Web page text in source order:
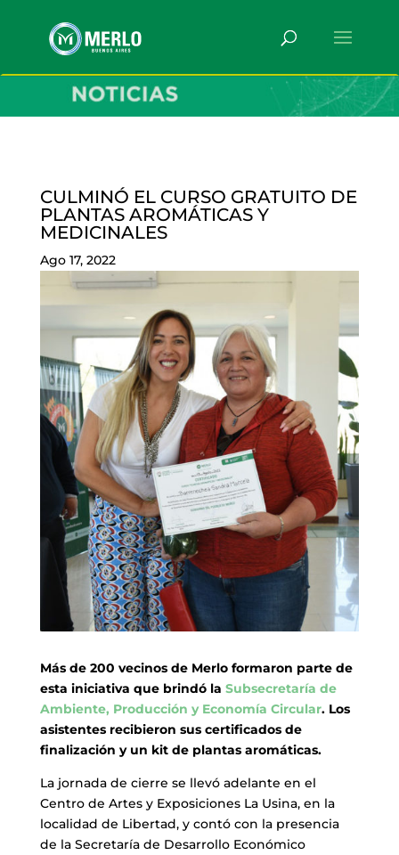
CULMINÓ EL CURSO GRATUITO DE
PLANTAS AROMÁTICAS Y
MEDICINALES
Ago 17, 2022
Más de 200 vecinos de Merlo formaron parte de
esta iniciativa que brindó la Subsecretaría de
Ambiente, Producción y Economía Circular. Los
asistentes recibieron sus certificados de
finalización y un kit de plantas aromáticas.
La jornada de cierre se llevó adelante en el
Centro de Artes y Exposiciones La Usina, en la
localidad de Libertad, y contó con la presencia
de la Secretaría de Desarrollo Económico